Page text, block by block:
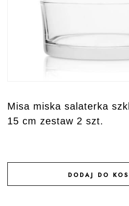
Misa miska salaterka
15 cm zestaw 2 szt.
DODAJ DO
DODAJ DO